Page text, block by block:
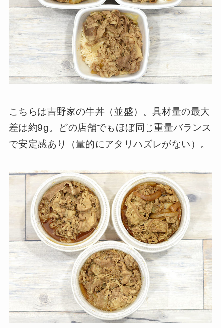
こちらは吉野家の牛丼（並盛）。具材量の最大
差は約9g。どの店舗でもほぼ同じ重量バランス
で安定感あり（量的にアタリハズレがない）。